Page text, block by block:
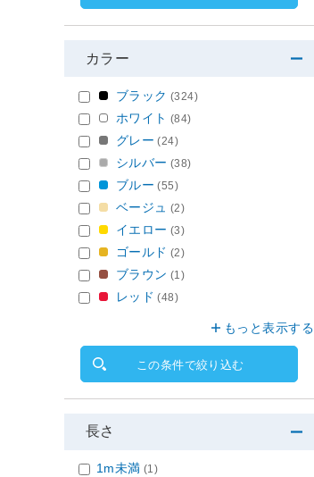
カラー
ブラック (324)
ホワイト (84)
グレー (24)
シルバー (38)
ブルー (55)
ベージュ (2)
イエロー (3)
ゴールド (2)
ブラウン (1)
レッド (48)
もっと表示する
この条件で絞り込む
長さ
1m未満 (1)